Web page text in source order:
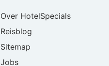
Over HotelSpecials
Reisblog
Sitemap
Jobs